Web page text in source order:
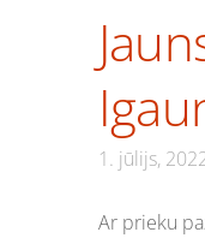
1. jūlijs,
Ar prieku